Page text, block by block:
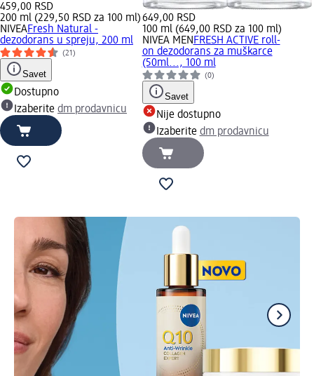
459,00 RSD
200 ml (229,50 RSD za 100 ml)
NIVEAFresh Natural -
dezodorans u spreju, 200 ml
(21)
Savet
Dostupno
Izaberite dm prodavnicu
649,00 RSD
100 ml (649,00 RSD za 100 ml)
NIVEA MEN FRESH ACTIVE roll-
on dezodorans za muškarce
(50ml..., 100 ml
(0)
Savet
Nije dostupno
Izaberite dm prodavnicu